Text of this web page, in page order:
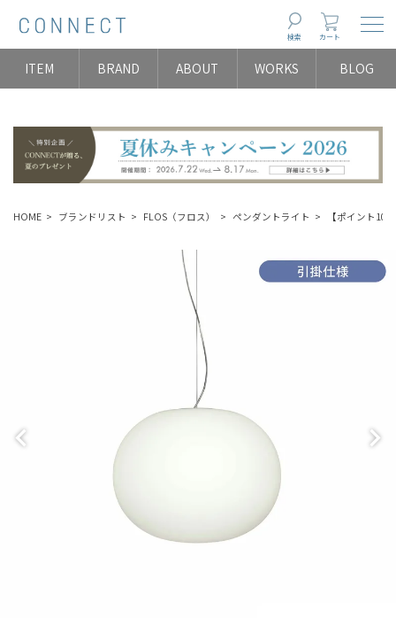
検索 カート
ITEM BRAND ABOUT WORKS BLOG
HOME ブランドリスト FLOS（フロス） ペンダントライト 【ポイント10